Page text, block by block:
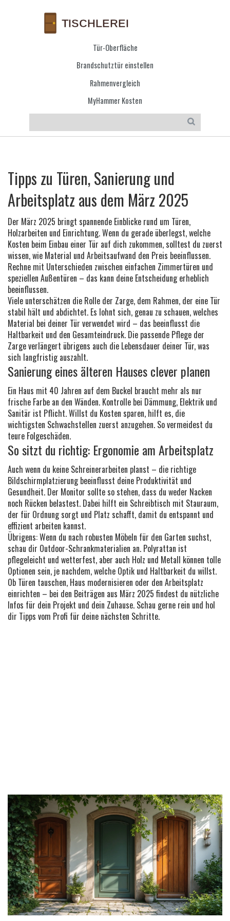
Tür-Oberfläche
Brandschutztür einstellen
Rahmenvergleich
MyHammer Kosten
Tipps zu Türen, Sanierung und
Arbeitsplatz aus dem März 2025
Der März 2025 bringt spannende Einblicke rund um Türen,
Holzarbeiten und Einrichtung. Wenn du gerade überlegst, welche
Kosten beim Einbau einer Tür auf dich zukommen, solltest du zuerst
wissen, wie Material und Arbeitsaufwand den Preis beeinflussen.
Rechne mit Unterschieden zwischen einfachen Zimmertüren und
speziellen Außentüren – das kann deine Entscheidung erheblich
beeinflussen.
Viele unterschätzen die Rolle der Zarge, dem Rahmen, der eine Tür
stabil hält und abdichtet. Es lohnt sich, genau zu schauen, welches
Material bei deiner Tür verwendet wird – das beeinflusst die
Haltbarkeit und den Gesamteindruck. Die passende Pflege der
Zarge verlängert übrigens auch die Lebensdauer deiner Tür, was
sich langfristig auszahlt.
Sanierung eines älteren Hauses clever planen
Ein Haus mit 40 Jahren auf dem Buckel braucht mehr als nur
frische Farbe an den Wänden. Kontrolle bei Dämmung, Elektrik und
Sanitär ist Pflicht. Willst du Kosten sparen, hilft es, die
wichtigsten Schwachstellen zuerst anzugehen. So vermeidest du
teure Folgeschäden.
So sitzt du richtig: Ergonomie am Arbeitsplatz
Auch wenn du keine Schreinerarbeiten planst – die richtige
Bildschirmplatzierung beeinflusst deine Produktivität und
Gesundheit. Der Monitor sollte so stehen, dass du weder Nacken
noch Rücken belastest. Dabei hilft ein Schreibtisch mit Stauraum,
der für Ordnung sorgt und Platz schafft, damit du entspannt und
effizient arbeiten kannst.
Übrigens: Wenn du nach robusten Möbeln für den Garten suchst,
schau dir Outdoor-Schrankmaterialien an. Polyrattan ist
pflegeleicht und wetterfest, aber auch Holz und Metall können tolle
Optionen sein, je nachdem, welche Optik und Haltbarkeit du willst.
Ob Türen tauschen, Haus modernisieren oder den Arbeitsplatz
einrichten – bei den Beiträgen aus März 2025 findest du nützliche
Infos für dein Projekt und dein Zuhause. Schau gerne rein und hol
dir Tipps vom Profi für deine nächsten Schritte.